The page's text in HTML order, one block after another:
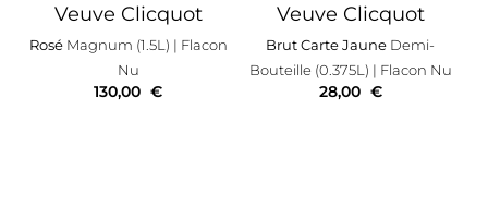
Veuve Clicquot
Rosé Magnum (1.5L) | Flacon
Nu
130,00 €
Veuve Clicquot
Brut Carte Jaune Demi-
Bouteille (0.375L) | Flacon Nu
28,00 €